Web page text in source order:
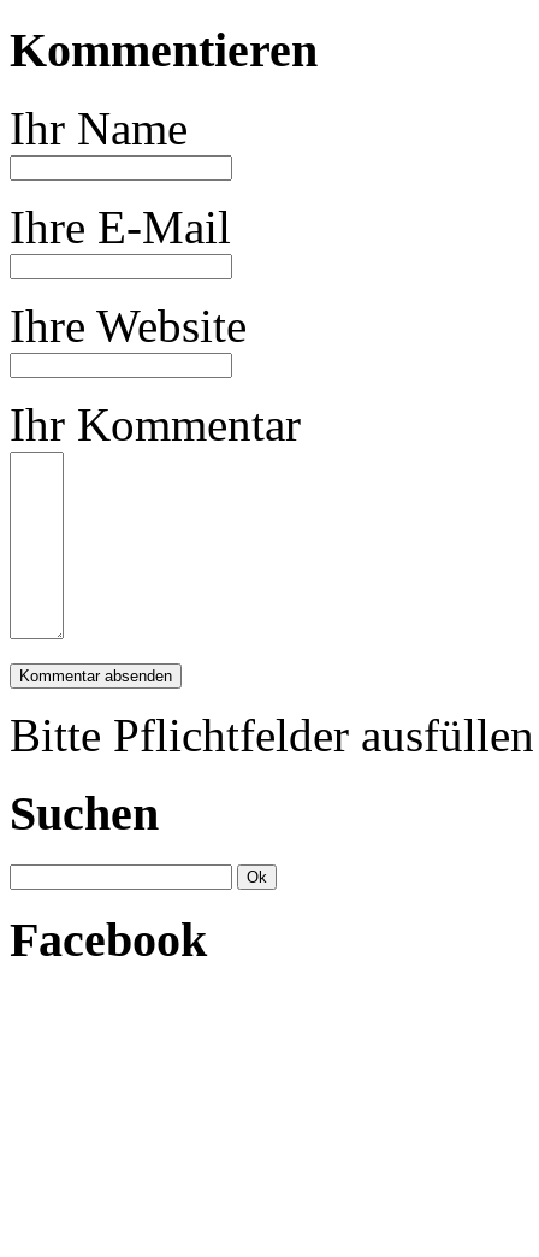
Kommentieren
Ihr Name
Ihre E-Mail
Ihre Website
Ihr Kommentar
Bitte Pflichtfelder ausfüllen
Suchen
Facebook